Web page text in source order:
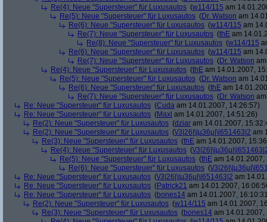
Re(4): Neue "Supersteuer" für Luxusautos (w114/115 am
Re(5): Neue "Supersteuer" für Luxusautos (Dr. Watson am
Re(6): Neue "Supersteuer" für Luxusautos (w114/115 am
Re(7): Neue "Supersteuer" für Luxusautos (thE am
Re(8): Neue "Supersteuer" für Luxusautos (w114/115
Re(6): Neue "Supersteuer" für Luxusautos (w114/115 am
Re(7): Neue "Supersteuer" für Luxusautos (Dr. Watson
Re(4): Neue "Supersteuer" für Luxusautos (thE am 14.01.2007,
Re(5): Neue "Supersteuer" für Luxusautos (Dr. Watson am
Re(6): Neue "Supersteuer" für Luxusautos (thE am
Re(7): Neue "Supersteuer" für Luxusautos (Dr. Watson
Re: Neue "Supersteuer" für Luxusautos (Cuda am 14.01.2007, 14:26:57)
Re: Neue "Supersteuer" für Luxusautos (Maxl am 14.01.2007, 14:51:26)
Re(2): Neue "Supersteuer" für Luxusautos (dziar am 14.01.2007,
Re(2): Neue "Supersteuer" für Luxusautos (\/3|26|\|µ36µ|\|651463|2 am
Re(3): Neue "Supersteuer" für Luxusautos (thE am 14.01.2007,
Re(4): Neue "Supersteuer" für Luxusautos (\/
Re(5): Neue "Supersteuer" für Luxusautos (thE am 14.01.2007,
Re(6): Neue "Supersteuer" für Luxusautos (\/
Re: Neue "Supersteuer" für Luxusautos (\/3|26|\|µ36µ|\|651463|2 am
Re: Neue "Supersteuer" für Luxusautos (Patrick21 am 14.01.2007,
Re: Neue "Supersteuer" für Luxusautos (bones14 am 14.01.2007,
Re(2): Neue "Supersteuer" für Luxusautos (w114/115 am 14.01.2007,
Re(3): Neue "Supersteuer" für Luxusautos (bones14 am 14.01.2007,